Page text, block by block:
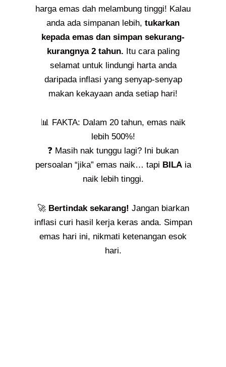
harga emas dah melambung tinggi! Kalau
anda ada simpanan lebih, tukarkan
kepada emas dan simpan sekurang-
kurangnya 2 tahun. Itu cara paling
selamat untuk lindungi harta anda
daripada inflasi yang senyap-senyap
makan kekayaan anda setiap hari!
📊 FAKTA: Dalam 20 tahun, emas naik
lebih 500%!
❓ Masih nak tunggu lagi? Ini bukan
persoalan “jika” emas naik… tapi BILAia
naik lebih tinggi.
🚀 Bertindak sekarang! Jangan biarkan
inflasi curi hasil kerja keras anda. Simpan
emas hari ini, nikmati ketenangan esok
hari.